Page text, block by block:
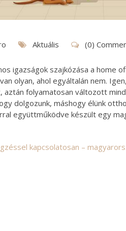
Aktuális (0)
igazságok szajkózása a home
olyan, ahol egyáltalán nem.
folyamatosan változott
dolgozunk, máshogy élünk
együttműködve készült egy
kapcsolatosan –